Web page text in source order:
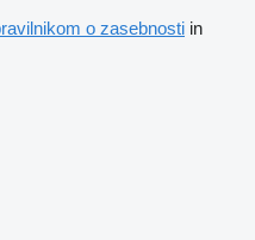
o zasebnosti in